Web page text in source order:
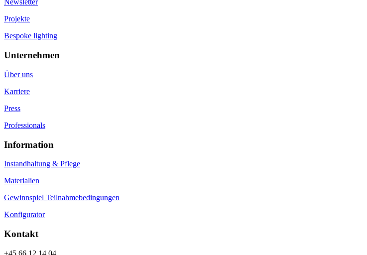
Newsletter
Projekte
Bespoke lighting
Unternehmen
Über uns
Karriere
Press
Professionals
Information
Instandhaltung & Pflege
Materialien
Gewinnspiel Teilnahmebedingungen
Konfigurator
Kontakt
+45 66 12 14 04